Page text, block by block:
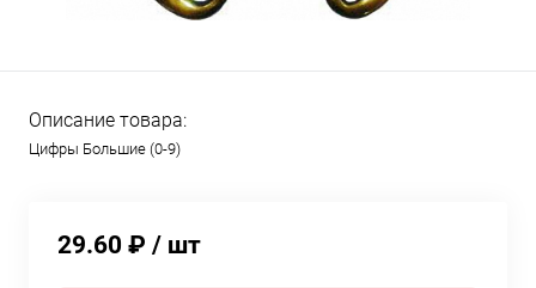
Описание товара:
Цифры Большие (0-9)
29.60 ₽ / шт